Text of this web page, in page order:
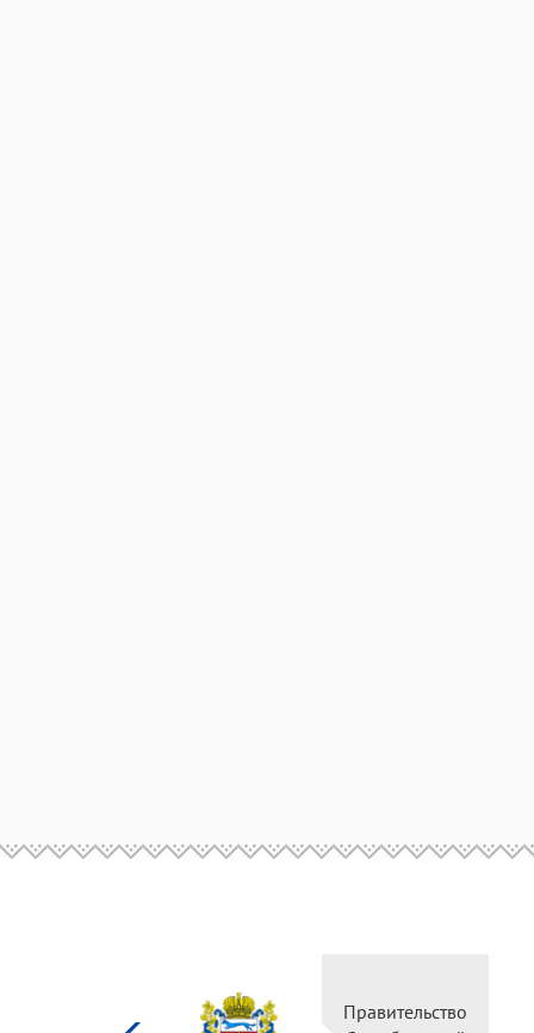
Министерство
культуры